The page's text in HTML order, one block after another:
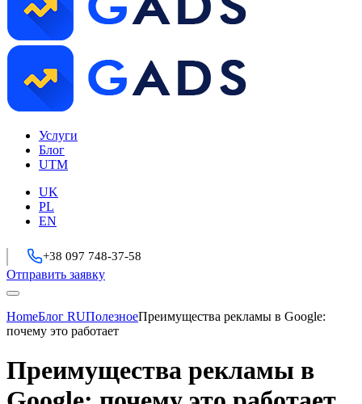
Услуги
Блог
UTM
UK
PL
EN
+38 097 748-37-58
Отправить заявку
HomeБлог RUПолезноеПреимущества рекламы в Google:
почему это работает
Преимущества рекламы в